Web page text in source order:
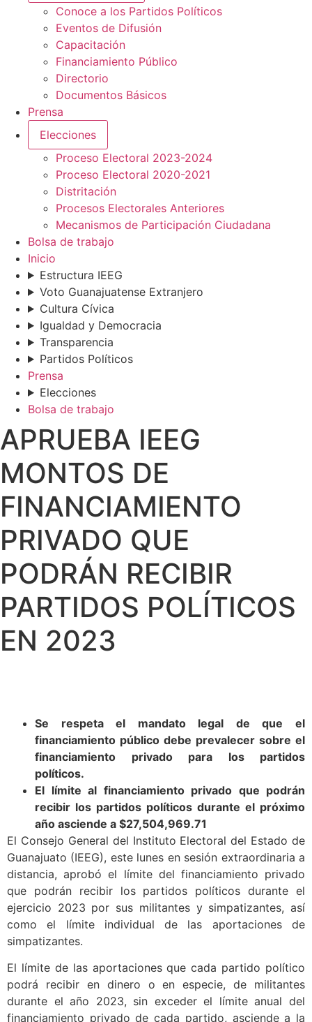
Conoce a los Partidos Políticos
Eventos de Difusión
Capacitación
Financiamiento Público
Directorio
Documentos Básicos
Prensa
Elecciones
Proceso Electoral 2023-2024
Proceso Electoral 2020-2021
Distritación
Procesos Electorales Anteriores
Mecanismos de Participación Ciudadana
Bolsa de trabajo
Inicio
Estructura IEEG
Voto Guanajuatense Extranjero
Cultura Cívica
Igualdad y Democracia
Transparencia
Partidos Políticos
Prensa
Elecciones
Bolsa de trabajo
APRUEBA IEEG
MONTOS DE
FINANCIAMIENTO
PRIVADO QUE
PODRÁN RECIBIR
PARTIDOS POLÍTICOS
EN 2023
Se respeta el mandato legal de que el
financiamiento público debe prevalecer sobre el
financiamiento privado para los partidos
políticos.
El límite al financiamiento privado que podrán
recibir los partidos políticos durante el próximo
año asciende a $27,504,969.71
El Consejo General del Instituto Electoral del Estado de
Guanajuato (IEEG), este lunes en sesión extraordinaria a
distancia, aprobó el límite del financiamiento privado
que podrán recibir los partidos políticos durante el
ejercicio 2023 por sus militantes y simpatizantes, así
como el límite individual de las aportaciones de
simpatizantes.
El límite de las aportaciones que cada partido político
podrá recibir en dinero o en especie, de militantes
durante el año 2023, sin exceder el límite anual del
financiamiento privado de cada partido, asciende a la